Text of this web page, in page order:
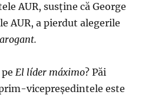
AUR, susţine că George
AUR, a pierdut alegerile
peEl líder máximo? Păi
vicepreședintele este